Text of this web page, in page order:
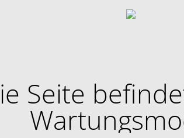
Seite